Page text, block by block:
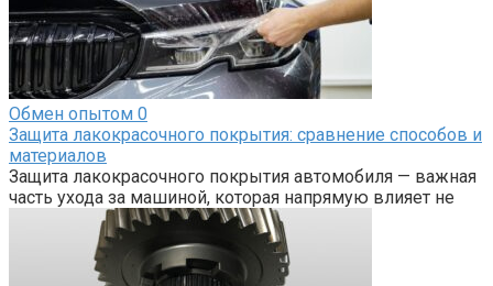
Обмен опытом 0
Защита лакокрасочного покрытия: сравнение способов и
материалов
Защита лакокрасочного покрытия автомобиля — важная
часть ухода за машиной, которая напрямую влияет не